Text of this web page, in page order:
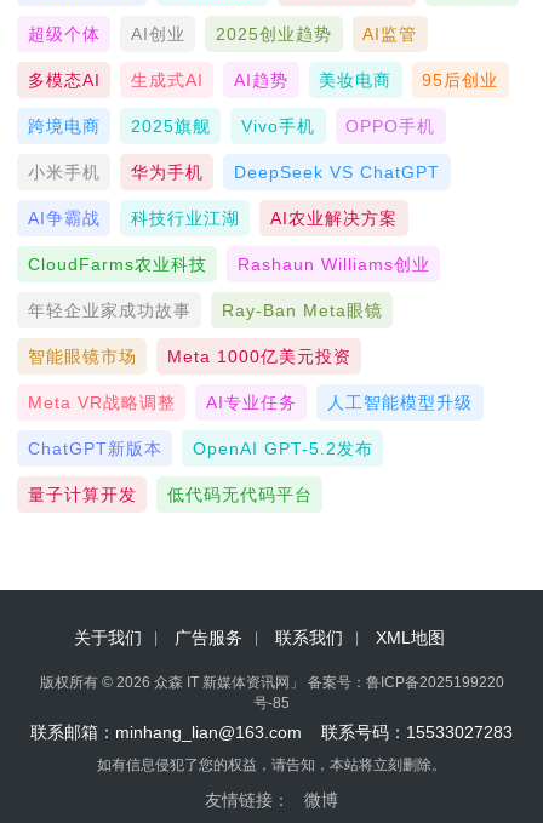
超级个体 AI创业 2025创业趋势 AI监管
多模态AI 生成式AI AI趋势 美妆电商 95后创业
跨境电商 2025旗舰 Vivo手机 OPPO手机
小米手机 华为手机 DeepSeek VS ChatGPT
AI争霸战 科技行业江湖 AI农业解决方案
CloudFarms农业科技 Rashaun Williams创业
年轻企业家成功故事 Ray-Ban Meta眼镜
智能眼镜市场 Meta 1000亿美元投资
Meta VR战略调整 AI专业任务 人工智能模型升级
ChatGPT新版本 OpenAI GPT-5.2发布
量子计算开发 低代码无代码平台
关于我们 广告服务 联系我们 XML地图
版权所有 © 2026 众森 IT 新媒体资讯网」 备案号： 鲁ICP备2025199220
号-85
联系邮箱：minhang_lian@163.com 联系号码：15533027283
如有信息侵犯了您的权益，请告知，本站将立刻删除。
友情链接： 微博